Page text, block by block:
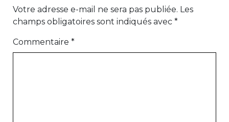
Votre adresse e-mail ne sera pas publiée. Les
champs obligatoires sont indiqués avec *
Commentaire *